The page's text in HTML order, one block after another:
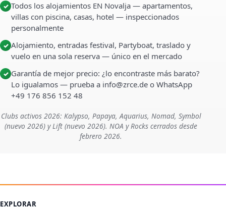
✓ Todos los alojamientos EN Novalja — apartamentos,
villas con piscina, casas, hotel — inspeccionados
personalmente
✓ Alojamiento, entradas festival, Partyboat, traslado y
vuelo en una sola reserva — único en el mercado
✓ Garantía de mejor precio: ¿lo encontraste más barato?
Lo igualamos — prueba a info@zrce.de o WhatsApp
+49 176 856 152 48
Clubs activos 2026: Kalypso, Papaya, Aquarius, Nomad, Symbol
(nuevo 2026) y Lift (nuevo 2026). NOA y Rocks cerrados desde
febrero 2026.
EXPLORAR